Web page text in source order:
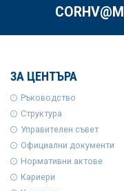
ЗА ЦЕНТЪРА
Ръководство
Структура
Управителен съвет
Официални документи
Нормативни актове
Кариери